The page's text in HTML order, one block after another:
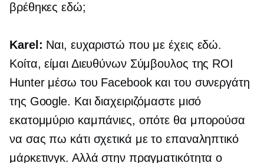
βρέθηκες εδώ;
Karel: Ναι, ευχαριστώ που με έχεις εδώ.
Κοίτα, είμαι Διευθύνων Σύμβουλος της ROI
Hunter μέσω του Facebook και του συνεργάτη
της Google. Και διαχειριζόμαστε μισό
εκατομμύριο καμπάνιες, οπότε θα μπορούσα
να σας πω κάτι σχετικά με το επαναληπτικό
μάρκετινγκ. Αλλά στην πραγματικότητα ο